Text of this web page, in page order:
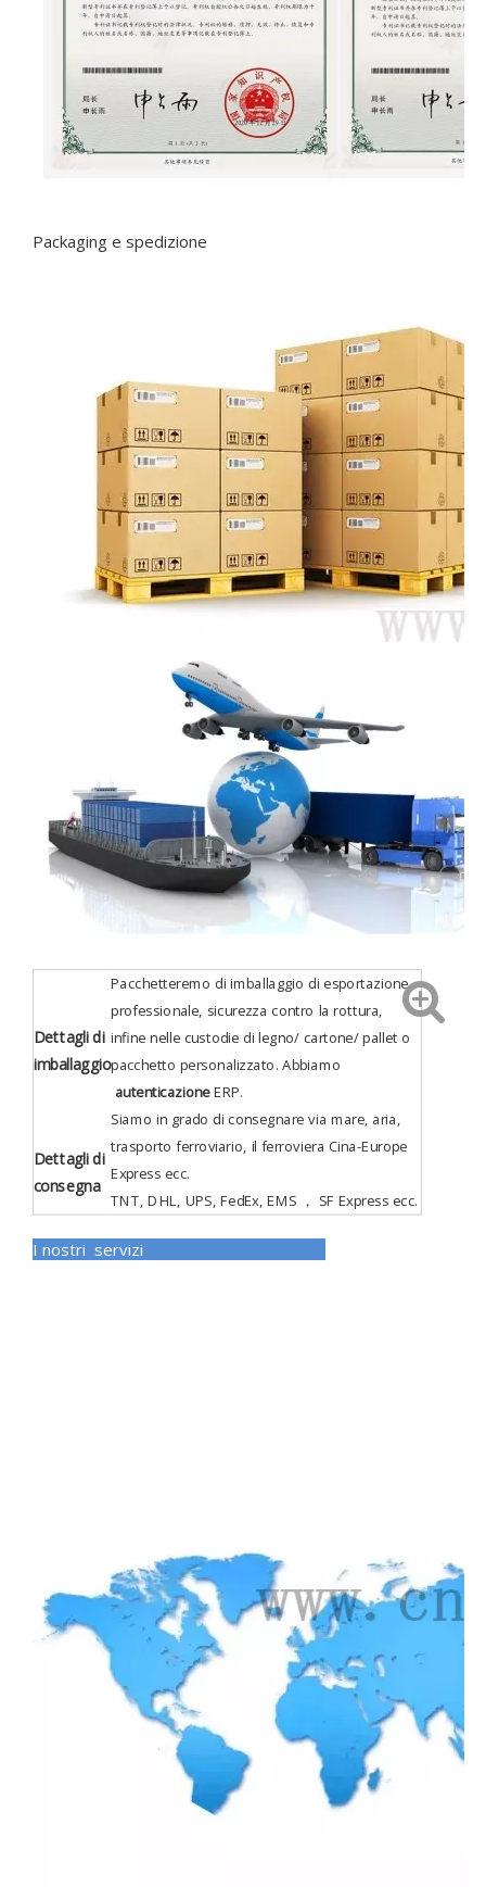
Packaging e spedizione
Dettagli di
imballaggio
Pacchetteremo di imballaggio di esportazione
professionale, sicurezza contro la rottura,
infine nelle custodie di legno/ cartone/ pallet o
pacchetto personalizzato. Abbiamo
autenticazioneERP.
Dettagli di
consegna
Siamo in grado di consegnare via mare, aria,
trasporto ferroviario, il ferroviera Cina-Europe
Express ecc.
TNT, DHL, UPS, FedEx, EMS ， SF Express ecc.
I nostri servizi